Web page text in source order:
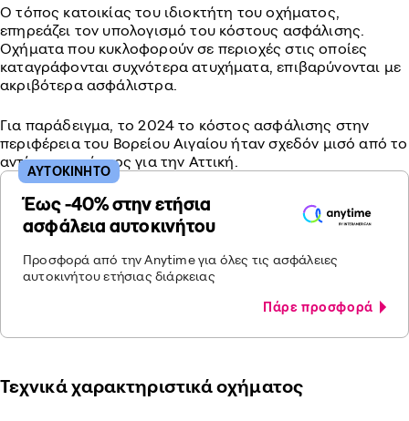
Ο τόπος κατοικίας του ιδιοκτήτη του οχήματος,
επηρεάζει τον υπολογισμό του κόστους ασφάλισης.
Οχήματα που κυκλοφορούν σε περιοχές στις οποίες
καταγράφονται συχνότερα ατυχήματα, επιβαρύνονται με
ακριβότερα ασφάλιστρα.
Για παράδειγμα, το 2024 το κόστος ασφάλισης στην
περιφέρεια του Βορείου Αιγαίου ήταν σχεδόν μισό από το
αντίστοιχο κόστος για την Αττική.
Έως -40% στην ετήσια
ασφάλεια αυτοκινήτου
Προσφορά από την Anytime για όλες τις ασφάλειες
αυτοκινήτου ετήσιας διάρκειας
Πάρε προσφορά
ΑΥΤΟΚΙΝΗΤΟ
Τεχνικά χαρακτηριστικά οχήματος